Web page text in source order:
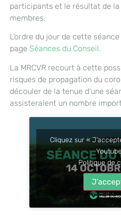
participants et le résultat de
membres.
L’ordre du jour de cette
page Séances du Conseil.
La MRCVR recourt à cette
risques de propagation du
découler de la tenue d’une
assisteraient un nombre
Cliquez sur «
Politique de